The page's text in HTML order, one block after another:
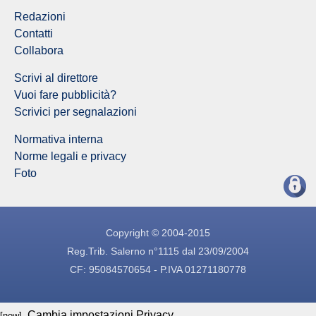
Redazioni
Contatti
Collabora
Scrivi al direttore
Vuoi fare pubblicità?
Scrivici per segnalazioni
Normativa interna
Norme legali e privacy
Foto
Copyright © 2004-2015
Reg.Trib. Salerno n°1115 dal 23/09/2004
CF: 95084570654 - P.IVA 01271180778